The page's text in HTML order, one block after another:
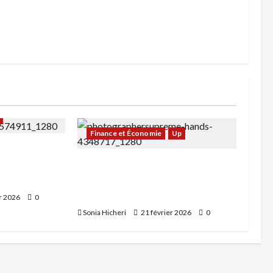
2026 0
Finance et Économie Up
Sonia Hicheri 21 février 2026 0